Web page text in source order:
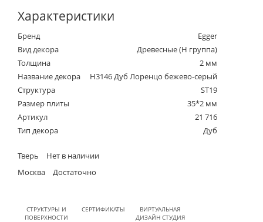
Характеристики
Бренд
Egger
Вид декора
Древесные (Н группа)
Толщина
2 мм
Название декора
H3146 Дуб Лоренцо бежево-серый
Структура
ST19
Размер плиты
35*2 мм
Артикул
21 716
Тип декора
Дуб
Тверь
Нет в наличии
Москва
Достаточно
СТРУКТУРЫ И
ПОВЕРХНОСТИ
СЕРТИФИКАТЫ
ВИРТУАЛЬНАЯ
ДИЗАЙН СТУДИЯ